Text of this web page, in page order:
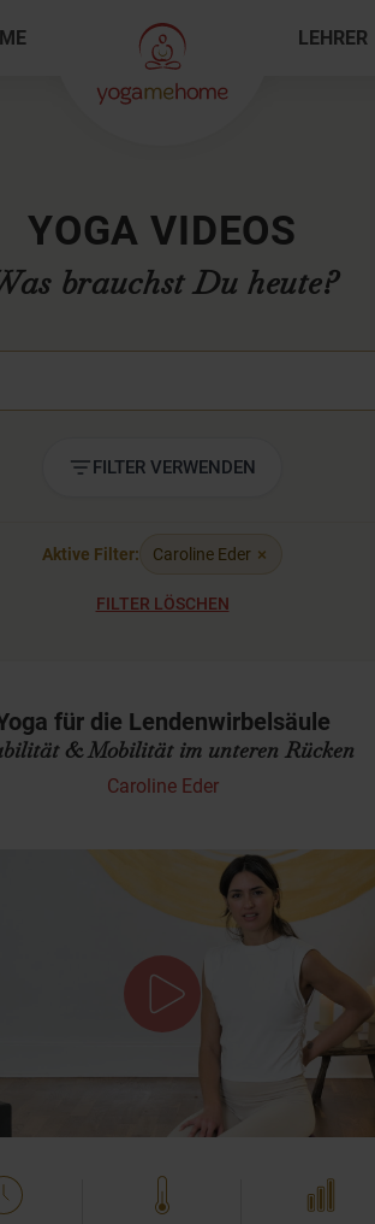
LEHRER
YOGA VIDEOS
brauchst Du heute?
FILTER VERWENDEN
Aktive Filter: Caroline Eder ×
FILTER LÖSCHEN
für die Lendenwirbelsäule
& Mobilität im unteren Rücken
Caroline Eder
Praxis für das Kreuzbein & die
kurze Einheit widmet sich dem unteren Rücken –
dem Kreuzbein, dem Iliosakralgelenk und den
letzten Lendenwirbeln. Ideal bei…